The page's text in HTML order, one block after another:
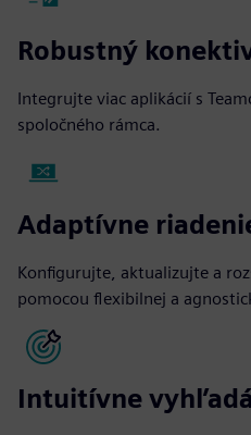
Robustný
Integrujte viac aplikácií s
spoločného rámca.
Adaptívne
Konfigurujte, aktualizujte a
pomocou flexibilnej a
Intuitívne